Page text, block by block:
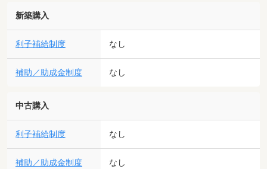
新築購入
利子補給制度 なし
補助／助成金制度 なし
中古購入
利子補給制度 なし
補助／助成金制度 なし